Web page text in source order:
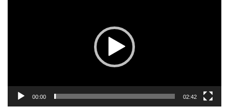
00:00 02:42